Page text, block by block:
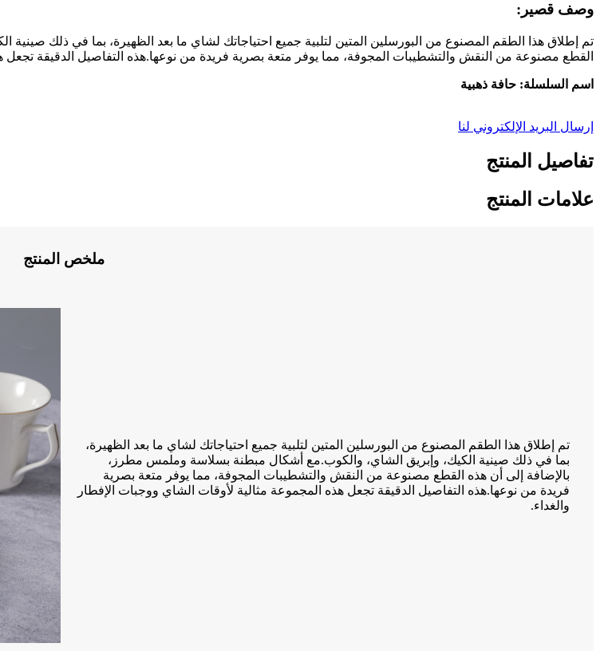
وصف قصير:
تم إطلاق هذا الطقم المصنوع من البورسلين المتين لتلبية جميع احتياجاتك لشاي ما بعد الظهيرة، بما في ذلك
القطع مصنوعة من النقش والتشطيبات المجوفة، مما يوفر متعة بصرية فريدة من نوعها.هذه التفاصيل الدقيقة تجعل
اسم السلسلة: حافة ذهبية
إرسال البريد الإلكتروني لنا
تفاصيل المنتج
علامات المنتج
ملخص المنتج
تم إطلاق هذا الطقم المصنوع من البورسلين المتين لتلبية جميع احتياجاتك لشاي ما بعد الظهيرة،
بما في ذلك صينية الكيك، وإبريق الشاي، والكوب.مع أشكال مبطنة بسلاسة وملمس مطرز،
بالإضافة إلى أن هذه القطع مصنوعة من النقش والتشطيبات المجوفة، مما يوفر متعة بصرية
فريدة من نوعها.هذه التفاصيل الدقيقة تجعل هذه المجموعة مثالية لأوقات الشاي ووجبات الإفطار
والغداء.